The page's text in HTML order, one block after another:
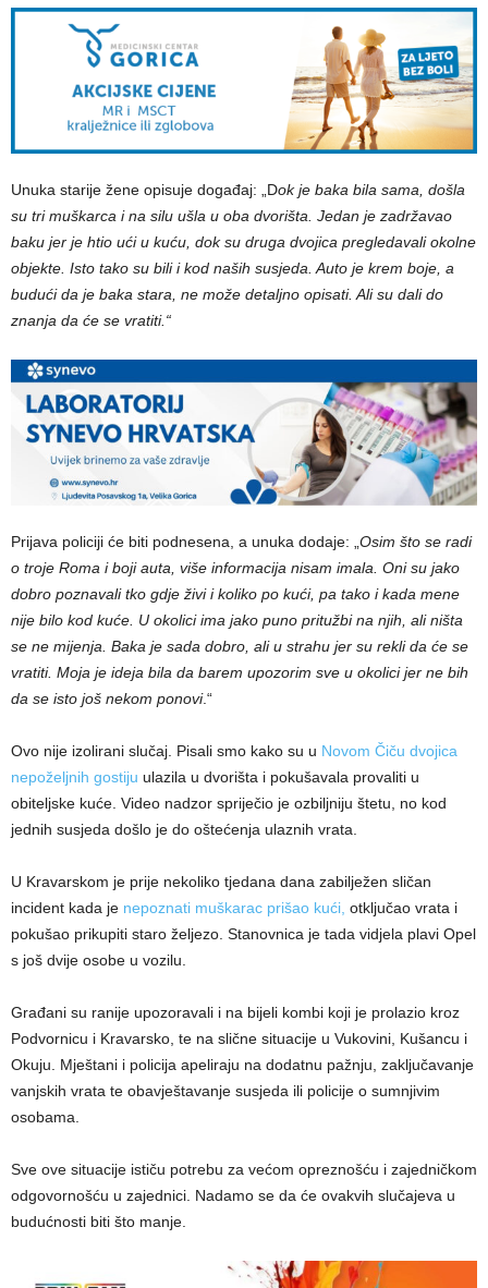
Unuka starije žene opisuje događaj: „Dok je baka bila sama, došla
su tri muškarca i na silu ušla u oba dvorišta. Jedan je zadržavao
baku jer je htio ući u kuću, dok su druga dvojica pregledavali okolne
objekte. Isto tako su bili i kod naših susjeda. Auto je krem boje, a
budući da je baka stara, ne može detaljno opisati. Ali su dali do
znanja da će se vratiti.“
Prijava policiji će biti podnesena, a unuka dodaje: „ Osim što se radi
o troje Roma i boji auta, više informacija nisam imala. Oni su jako
dobro poznavali tko gdje živi i koliko po kući, pa tako i kada mene
nije bilo kod kuće. U okolici ima jako puno pritužbi na njih, ali ništa
se ne mijenja. Baka je sada dobro, ali u strahu jer su rekli da će se
vratiti. Moja je ideja bila da barem upozorim sve u okolici jer ne bih
da se isto još nekom ponovi.“
Ovo nije izolirani slučaj. Pisali smo kako su u Novom Čiču dvojica
nepoželjnih gostiju ulazila u dvorišta i pokušavala provaliti u
obiteljske kuće. Video nadzor spriječio je ozbiljniju štetu, no kod
jednih susjeda došlo je do oštećenja ulaznih vrata.
U Kravarskom je prije nekoliko tjedana dana zabilježen sličan
incident kada je nepoznati muškarac prišao kući, otključao vrata i
pokušao prikupiti staro željezo. Stanovnica je tada vidjela plavi Opel
s još dvije osobe u vozilu.
Građani su ranije upozoravali i na bijeli kombi koji je prolazio kroz
Podvornicu i Kravarsko, te na slične situacije u Vukovini, Kušancu i
Okuju. Mještani i policija apeliraju na dodatnu pažnju, zaključavanje
vanjskih vrata te obavještavanje susjeda ili policije o sumnjivim
osobama.
Sve ove situacije ističu potrebu za većom opreznošću i zajedničkom
odgovornošću u zajednici. Nadamo se da će ovakvih slučajeva u
budućnosti biti što manje.